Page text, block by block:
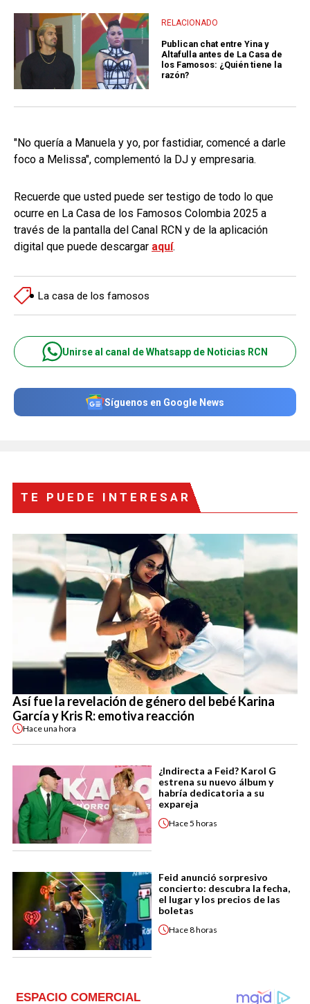
RELACIONADO
Publican chat entre Yina y
Altafulla antes de La Casa de
los Famosos: ¿Quién tiene la
razón?
"No quería a Manuela y yo, por fastidiar, comencé a darle
foco a Melissa", complementó la DJ y empresaria.
Recuerde que usted puede ser testigo de todo lo que
ocurre en La Casa de los Famosos Colombia 2025 a
través de la pantalla del Canal RCN y de la aplicación
digital que puede descargar aquí.
La casa de los famosos
Unirse al canal de Whatsapp de Noticias RCN
Síguenos en Google News
TE PUEDE INTERESAR
Así fue la revelación de género del bebé Karina
García y Kris R: emotiva reacción
Haceuna hora
¿Indirecta a Feid? Karol G
estrena su nuevo álbum y
habría dedicatoria a su
expareja
Hace5 horas
Feid anunció sorpresivo
concierto: descubra la fecha,
el lugar y los precios de las
boletas
Hace8 horas